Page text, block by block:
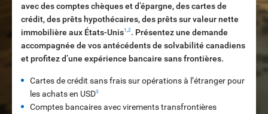
avec des comptes chèques et d’épargne, des cartes de
crédit, des prêts hypothécaires, des prêts sur valeur nette
immobilière aux États-Unis1 ,2. Présentez une demande
accompagnée de vos antécédents de solvabilité canadiens
et profitez d’une expérience bancaire sans frontières.
Cartes de crédit sans frais sur opérations à l’étranger pour
les achats en USD3
Comptes bancaires avec virements transfrontières